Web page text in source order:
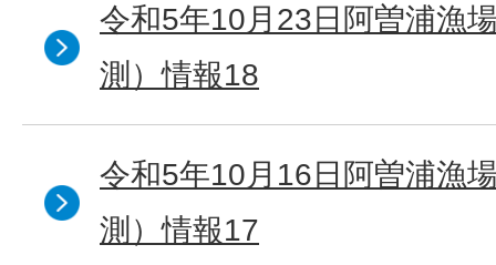
令和5年10月23日阿曽浦漁
測）情報18
令和5年10月16日阿曽浦漁
測）情報17